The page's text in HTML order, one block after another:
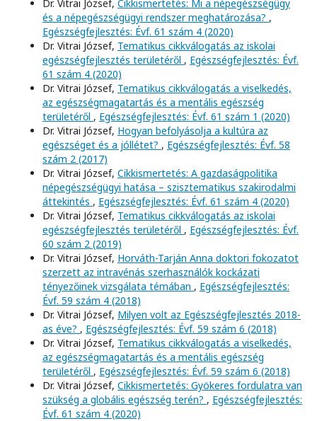
Dr. Vitrai József, Cikkismertetés: Mi a népegészségügy
és a népegészségügyi rendszer meghatározása? ,
Egészségfejlesztés: Évf. 61 szám 4 (2020)
Dr. Vitrai József, Tematikus cikkválogatás az iskolai
egészségfejlesztés területéről , Egészségfejlesztés: Évf.
61 szám 4 (2020)
Dr. Vitrai József, Tematikus cikkválogatás a viselkedés,
az egészségmagatartás és a mentális egészség
területéről , Egészségfejlesztés: Évf. 61 szám 1 (2020)
Dr. Vitrai József, Hogyan befolyásolja a kultúra az
egészséget és a jóllétet? , Egészségfejlesztés: Évf. 58
szám 2 (2017)
Dr. Vitrai József, Cikkismertetés: A gazdaságpolitika
népegészségügyi hatása – szisztematikus szakirodalmi
áttekintés , Egészségfejlesztés: Évf. 61 szám 4 (2020)
Dr. Vitrai József, Tematikus cikkválogatás az iskolai
egészségfejlesztés területéről , Egészségfejlesztés: Évf.
60 szám 2 (2019)
Dr. Vitrai József, Horváth-Tarján Anna doktori fokozatot
szerzett az intravénás szerhasználók kockázati
tényezőinek vizsgálata témában , Egészségfejlesztés:
Évf. 59 szám 4 (2018)
Dr. Vitrai József, Milyen volt az Egészségfejlesztés 2018-
as éve? , Egészségfejlesztés: Évf. 59 szám 6 (2018)
Dr. Vitrai József, Tematikus cikkválogatás a viselkedés,
az egészségmagatartás és a mentális egészség
területéről , Egészségfejlesztés: Évf. 59 szám 6 (2018)
Dr. Vitrai József, Cikkismertetés: Gyökeres fordulatra van
szükség a globális egészség terén? , Egészségfejlesztés:
Évf. 61 szám 4 (2020)